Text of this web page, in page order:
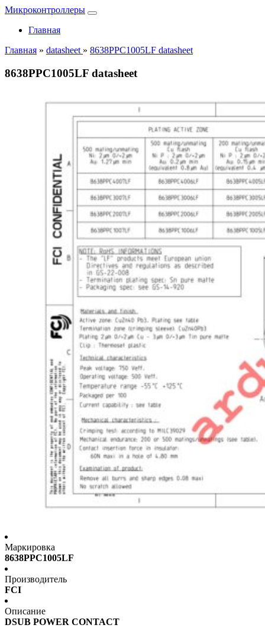
Микроконтроллеры
Главная
Главная » datasheet » 8638PPC1005LF datasheet
8638PPC1005LF datasheet
Маркировка
8638PPC1005LF
Производитель
FCI
Описание
DSUB POWER CONTACT